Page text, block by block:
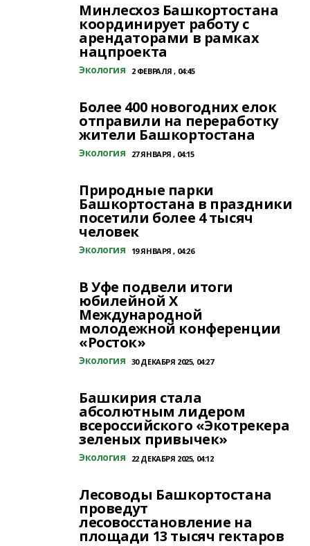
Минлесхоз Башкортостана
координирует работу с
арендаторами в рамках
нацпроекта
Экология 2 ФЕВРАЛЯ , 04:45
Более 400 новогодних елок
отправили на переработку
жители Башкортостана
Экология 27 ЯНВАРЯ , 04:15
Природные парки
Башкортостана в праздники
посетили более 4 тысяч
человек
Экология 19 ЯНВАРЯ , 04:26
В Уфе подвели итоги
юбилейной X
Международной
молодежной конференции
«Росток»
Экология 30 ДЕКАБРЯ 2025, 04:27
Башкирия стала
абсолютным лидером
всероссийского «Экотрекера
зеленых привычек»
Экология 22 ДЕКАБРЯ 2025, 04:12
Лесоводы Башкортостана
проведут
лесовосстановление на
площади 13 тысяч гектаров